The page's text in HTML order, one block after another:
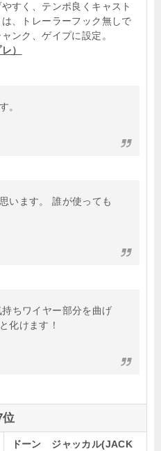
すく、テンポ良くキャスト
、トレーラーフック無しで
ンク、ゲイプに設定。
）
。
います。 誰が使っても
ちワイヤー部分を曲げ
化けます！
位
ドーン ジャッカル(JACK